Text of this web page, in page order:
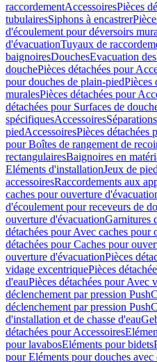
raccordementAccessoiresPièces
tubulairesSiphons à encastrer
d'écoulement pour déversoirs
d'évacuationTuyaux de
baignoiresDouchesEvacuation
douchePièces détachées pour
pour douches de plain-piedPièces
muralesPièces détachées pour
détachées pour Surfaces de
spécifiquesAccessoires
piedAccessoiresPièces détachées
pour Boîtes de rangement de
rectangulairesBaignoires en
Eléments d'installationJeux de
accessoiresRaccordements aux
caches pour ouverture
d'écoulement pour receveurs de
ouverture d'évacuationGarnitures
détachées pour Avec caches pour
détachées pour Caches pour
ouverture d'évacuationPièces
vidage excentriquePièces
d'eauPièces détachées pour Avec
déclenchement par pression
déclenchement par pression
d'installation et de chasse d'eau
détachées pour Accessoires
pour lavabosEléments pour bidets
pour Eléments pour douches